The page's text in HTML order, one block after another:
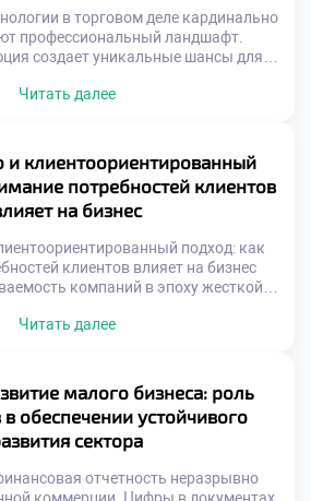
в торговом деле кардинально
профессиональный ландшафт.
создает уникальные шансы для
технологического прогресса.
и навыков. Выпускники должны
использованием инструментов и
Адаптивность к новшествам
карьерного роста. […]
Читать далее
и клиентоориентированный
потребностей клиентов
на бизнес
подход: как
клиентов влияет на бизнес
компаний в эпоху жесткой
борьба идет за внимание
не от товара, а от качества
Бизнес перестает быть
обмена ценностями. Фокус
на решение проблем аудитории. […]
Читать далее
малого бизнеса: роль
обеспечении устойчивого
сектора
отчетность неразрывно